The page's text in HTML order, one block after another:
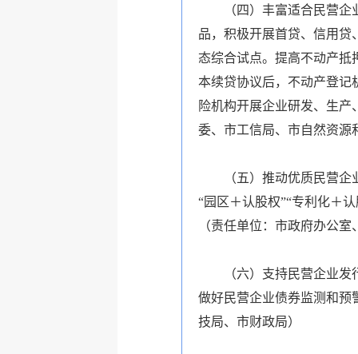
（四）丰富适合民营
品，积极开展首贷、信用贷
态综合试点。提高不动产抵
本续贷协议后，不动产登记
险机构开展企业研发、生
委、市工信局、市自然资源
（五）推动优质民营
“园区＋认股权”“专利化＋
（责任单位：市政府办公室
（六）支持民营企业发
做好民营企业债券监测和预
技局、市财政局）